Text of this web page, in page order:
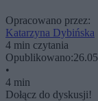
Opracowano przez:
Katarzyna Dybińska
4 min czytania
Opublikowano:
•
4 min
Dołącz do dyskusji!